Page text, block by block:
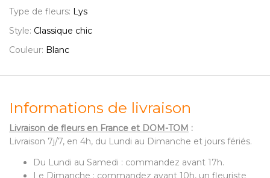
Type de fleurs: Lys
Style: Classique chic
Couleur: Blanc
Informations de livraison
Livraison de fleurs en France et DOM-TOM :
Livraison 7j/7, en 4h, du Lundi au Dimanche et jours fériés.
Du Lundi au Samedi : commandez avant 17h.
Le Dimanche : commandez avant 10h, un fleuriste